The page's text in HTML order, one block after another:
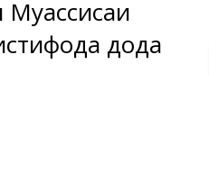
Муассисаи
дода